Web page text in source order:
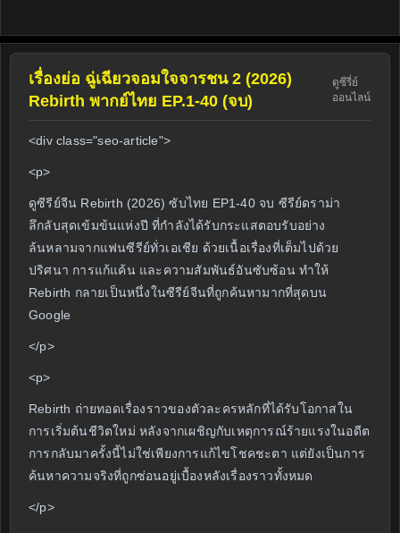
เรื่องย่อ ฉู่เฉียวจอมใจจารชน 2 (2026)
Rebirth พากย์ไทย EP.1-40 (จบ)
ดูซีรี่ย์
ออนไลน์
<div class="seo-article">
<p>
ดูซีรีย์จีน Rebirth (2026) ซับไทย EP1-40 จบ ซีรีย์ดราม่า
ลึกลับสุดเข้มข้นแห่งปี ที่กำลังได้รับกระแสตอบรับอย่าง
ล้นหลามจากแฟนซีรีย์ทั่วเอเชีย ด้วยเนื้อเรื่องที่เต็มไปด้วย
ปริศนา การแก้แค้น และความสัมพันธ์อันซับซ้อน ทำให้
Rebirth กลายเป็นหนึ่งในซีรีย์จีนที่ถูกค้นหามากที่สุดบน
Google
</p>
<p>
Rebirth ถ่ายทอดเรื่องราวของตัวละครหลักที่ได้รับโอกาสใน
การเริ่มต้นชีวิตใหม่ หลังจากเผชิญกับเหตุการณ์ร้ายแรงในอดีต
การกลับมาครั้งนี้ไม่ใช่เพียงการแก้ไขโชคชะตา แต่ยังเป็นการ
ค้นหาความจริงที่ถูกซ่อนอยู่เบื้องหลังเรื่องราวทั้งหมด
</p>